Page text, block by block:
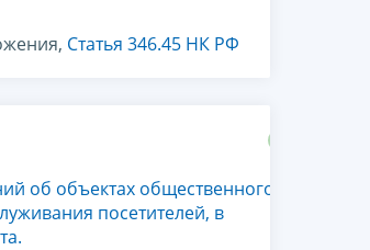
Статья 346.45 НК РФ
об объектах общественного
посетителей, в